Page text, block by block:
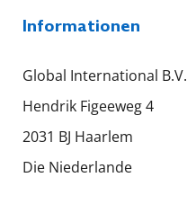
Informationen
Global International B.V.
Hendrik Figeeweg 4
2031 BJ Haarlem
Die Niederlande